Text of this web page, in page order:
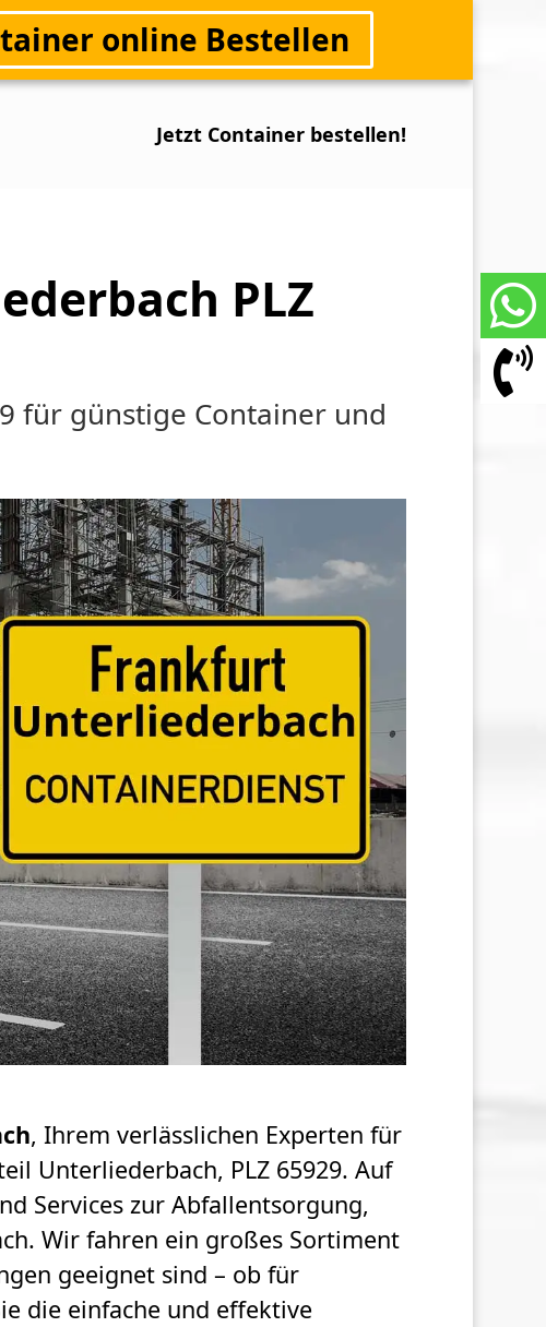
online Bestellen
Jetzt Container bestellen!
PLZ
für günstige Container und
, Ihrem verlässlichen Experten für
Unterliederbach, PLZ 65929. Auf
Services zur Abfallentsorgung,
Wir fahren ein großes Sortiment
geeignet sind – ob für
die einfache und effektive